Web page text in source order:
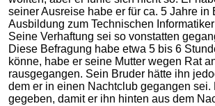
seiner Ausreise habe er für ca. 5 Jahre
Ausbildung zum Technischen
Seine Verhaftung sei so vonstatten
Diese Befragung habe etwa 5 bis 6
könne, habe er seine Mutter wegen Rat
rausgegangen. Sein Bruder hätte ihn
dem er in einen Nachtclub gegangen
gegeben, damit er ihn hinten aus dem